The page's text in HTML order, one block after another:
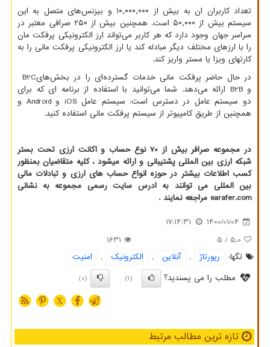
تعداد کاربران ان به بیش از ۱۰٬۰۰۰٬۰۰۰ و بیزنس‌های متصل به این
سیستم بیش از ۵۰٬۰۰۰ است. همچنین بیش از ۲۵۰ صرافی معتبر در
سراسر جهان وجود دارد که هر کاربر می‌تواند ارز الکترونیکی پرفکت مان
را با ارزهای مختلف دیگر مبادله کند یا ارز الکترونیکی پرفکت مانی را به
کارتهای ویزا یا مستر واریز کند.
در حال حاضر پرفکت مانی خدمات گسترده‌ای را در بخش‌هایB2C
و B2B ارائه می‌دهد. شما می‌توانید با استفاده از برنامه ای که برای
دو سیستم عامل در دسترس است: سیستم عاملiOS وAndroid و
همچنین از طریق کامپیوتر از سیستم پرفکت مانی استفاده کنید.
در مجموعه صرافر بیش از 70 نوع حساب و اکانت ارزی تحت بستر
شبکه ارزی بین المللی پشتیبانی و ارائه میشود ، کلیه متقاضیان بمنظور
کسب اطلاعات بیشتر در حوزه انواع حساب های ارزی و تبادلات مالی
بین المللی می توانند به ادرس سایت رسمی مجموعه به نشانی
sarafer.com مراجعه نمایند .
1400/01/04
17:14:31
5.0
/ 5
1631
تگها:
رپورتاژ , آنلاین , الكترونیك ,
امنیت
مطلب را می پسندید؟
(1)
(0)
X
تازه ترین مطالب مرتبط